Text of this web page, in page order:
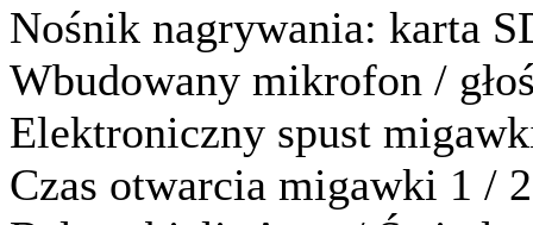
Nośnik nagrywania: karta
Wbudowany mikrofon /
Elektroniczny spust
Czas otwarcia migawki 1 /